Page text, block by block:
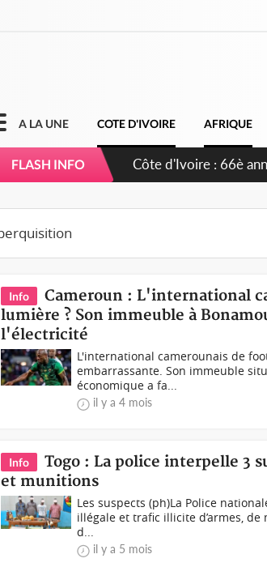
A LA UNE COTE D'IVOIRE AFRIQUE
FLASH INFO
Côte d'Ivoire : 66è
Info
Cameroun : L'international
lumière ? Son immeuble à
l'électricité
L'international camerounais de
embarrassante. Son immeuble
économique a fa...
il y a 4 mois
Info
Togo : La police interpelle 3
et munitions
Les suspects (ph)La Police
illégale et trafic illicite d’armes,
d...
il y a 5 mois